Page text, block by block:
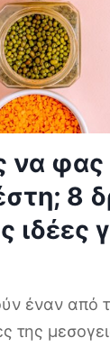
να φας
8
ιδέες
έναν από
της